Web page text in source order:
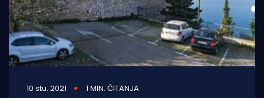
10 stu. 2021 1 MIN. ČITANJA